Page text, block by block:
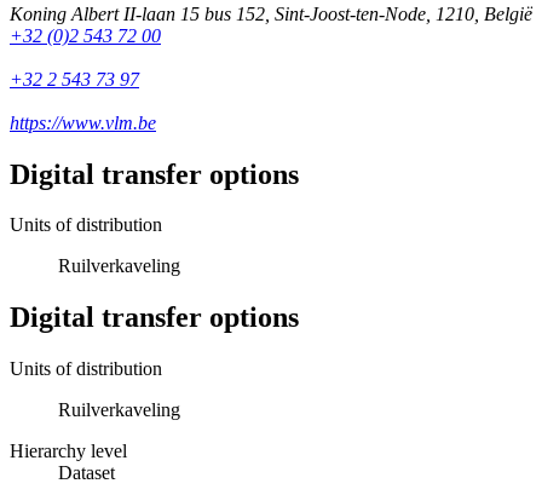
Koning Albert II-laan 15 bus 152 Sint-Joost-ten-Node 1210 België
+32 (0)2 543 72 00
+32 2 543 73 97
https://www.vlm.be
Digital transfer options
Units of distribution
Ruilverkaveling
Digital transfer options
Units of distribution
Ruilverkaveling
Hierarchy level
Dataset